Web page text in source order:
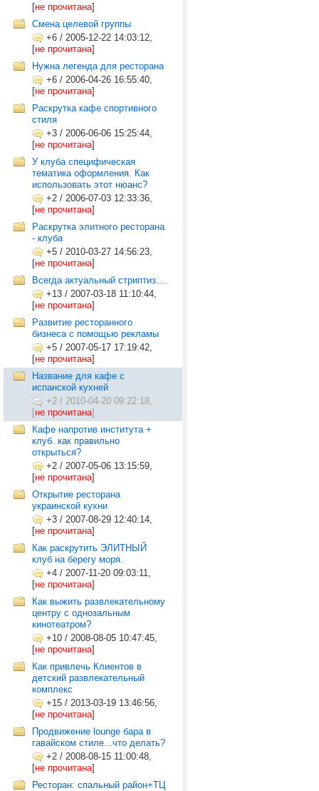
[не прочитана]
Смена целевой группы
+6 / 2005-12-22 14:03:12,
[не прочитана]
Нужна легенда для ресторана
+6 / 2006-04-26 16:55:40,
[не прочитана]
Раскрутка кафе спортивного
стиля
+3 / 2006-06-06 15:25:44,
[не прочитана]
У клуба специфическая
тематика оформления. Как
использовать этот нюанс?
+2 / 2006-07-03 12:33:36,
[не прочитана]
Раскрутка элитного ресторана
- клуба
+5 / 2010-03-27 14:56:23,
[не прочитана]
Всегда актуальный стриптиз....
+13 / 2007-03-18 11:10:44,
[не прочитана]
Развитие ресторанного
бизнеса с помощью рекламы
+5 / 2007-05-17 17:19:42,
[не прочитана]
Название для кафе с
испанской кухней
+2 / 2010-04-20 09:22:18,
[не прочитана]
Кафе напротив института +
клуб. как правильно
открыться?
+2 / 2007-05-06 13:15:59,
[не прочитана]
Открытие ресторана
украинской кухни
+3 / 2007-08-29 12:40:14,
[не прочитана]
Как раскрутить ЭЛИТНЫЙ
клуб на берегу моря.
+4 / 2007-11-20 09:03:11,
[не прочитана]
Как выжить развлекательному
центру с однозальным
кинотеатром?
+10 / 2008-08-05 10:47:45,
[не прочитана]
Как привлечь Клиентов в
детский развлекательный
комплекс
+15 / 2013-03-19 13:46:56,
[не прочитана]
Продвижение lounge бара в
гавайском стиле...что делать?
+2 / 2008-08-15 11:00:48,
[не прочитана]
Ресторан: спальный район+ТЦ